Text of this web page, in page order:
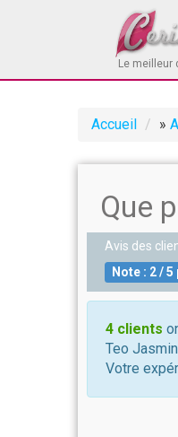
Le meilleur
Accueil »
Que
Avis des
Note : 2/5
4 clients
Teo
Votre